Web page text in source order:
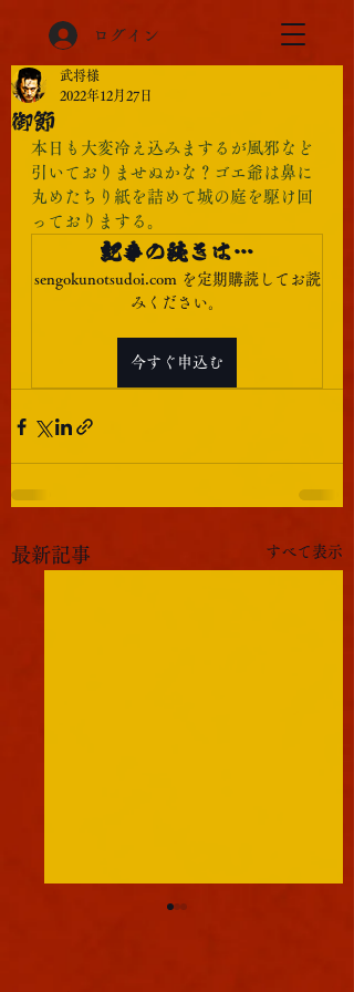
ログイン
御節
武将様
2022年12月27日
本日も大変冷え込みまするが風邪など
引いておりませぬかな？ゴエ爺は鼻に
丸めたちり紙を詰めて城の庭を駆け回
っておりまする。
記事の続きは…
sengokunotsudoi.com を定期購読してお読
みください。
今すぐ申込む
最新記事 すべて表示